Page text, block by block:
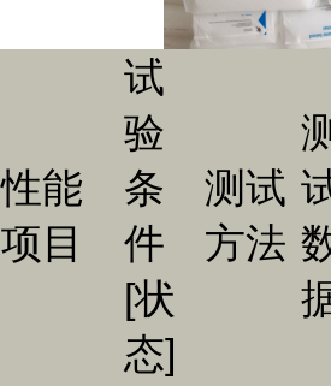
性能
项目
试
验
条
件
[状
态]
测试
方法
测